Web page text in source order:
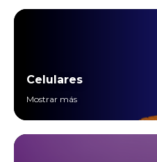
Celulares
Mostrar más